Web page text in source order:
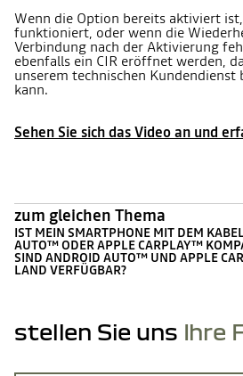
Wenn die Option bereits aktiviert
funktioniert, oder wenn die
Verbindung nach der Aktivierung
ebenfalls ein CIR eröffnet werden,
unserem technischen Kundendienst
kann.
Sehen Sie sich das Video an und
zum gleichen Thema
IST MEIN SMARTPHONE MIT DEM
AUTO™ ODER APPLE CARPLAY™
SIND ANDROID AUTO™ UND APPLE
LAND VERFÜGBAR?
stellen Sie uns Ihre